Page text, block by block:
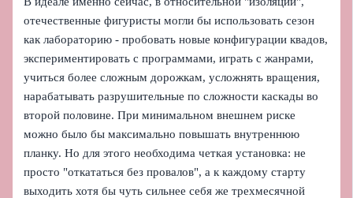
отечественные фигуристы могли бы использовать сезон
как лабораторию - пробовать новые конфигурации квадов,
экспериментировать с программами, играть с жанрами,
учиться более сложным дорожкам, усложнять вращения,
нарабатывать разрушительные по сложности каскады во
второй половине. При минимальном внешнем риске
можно было бы максимально повышать внутреннюю
планку. Но для этого необходима четкая установка: не
просто "откататься без провалов", а к каждому старту
выходить хотя бы чуть сильнее себя же трехмесячной